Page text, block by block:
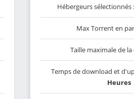
Hébergeurs sélectionnés :
Max Torrent en
Taille maximale de la
Temps de download et
Heures